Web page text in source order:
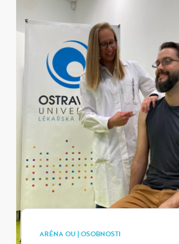
ARÉNA OU | OSOBNOSTI